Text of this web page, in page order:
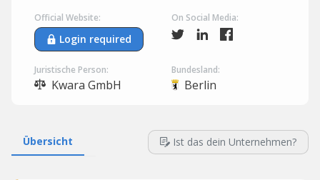
Official Website:
Login required
On Social Media:
Juristische Person:
Kwara GmbH
Bundesland:
Berlin
Übersicht Ist das dein Unternehmen?